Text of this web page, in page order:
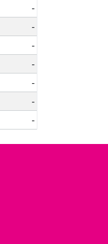
-
-
-
-
-
-
-